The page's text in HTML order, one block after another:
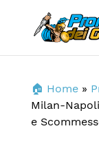
🏠 Home»
Milan-
e